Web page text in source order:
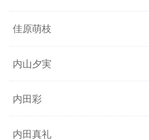
佳原萌枝
内山夕実
内田彩
内田真礼